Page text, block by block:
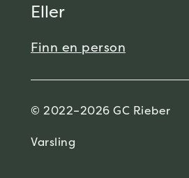
Eller
Finn en person
© 2022–2026 GC Rieber
Varsling